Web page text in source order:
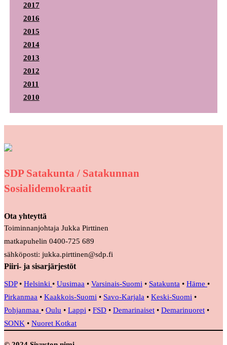
2017
2016
2015
2014
2013
2012
2011
2010
SDP Satakunta / Satakunnan
Sosialidemokraatit
Ota yhteyttä
Toiminnanjohtaja Jukka Pirttinen
matkapuhelin 0400-725 689
sähköposti: jukka.pirttinen@sdp.fi
Piiri- ja sisarjärjestöt
SDP• Helsinki • Uusimaa • Varsinais-Suomi • Satakunta • Häme •
Pirkanmaa • Kaakkois-Suomi • Savo-Karjala • Keski-Suomi •
Pohjanmaa • Oulu • Lappi • FSD • Demarinaiset • Demarinuoret •
SONK • Nuoret Kotkat